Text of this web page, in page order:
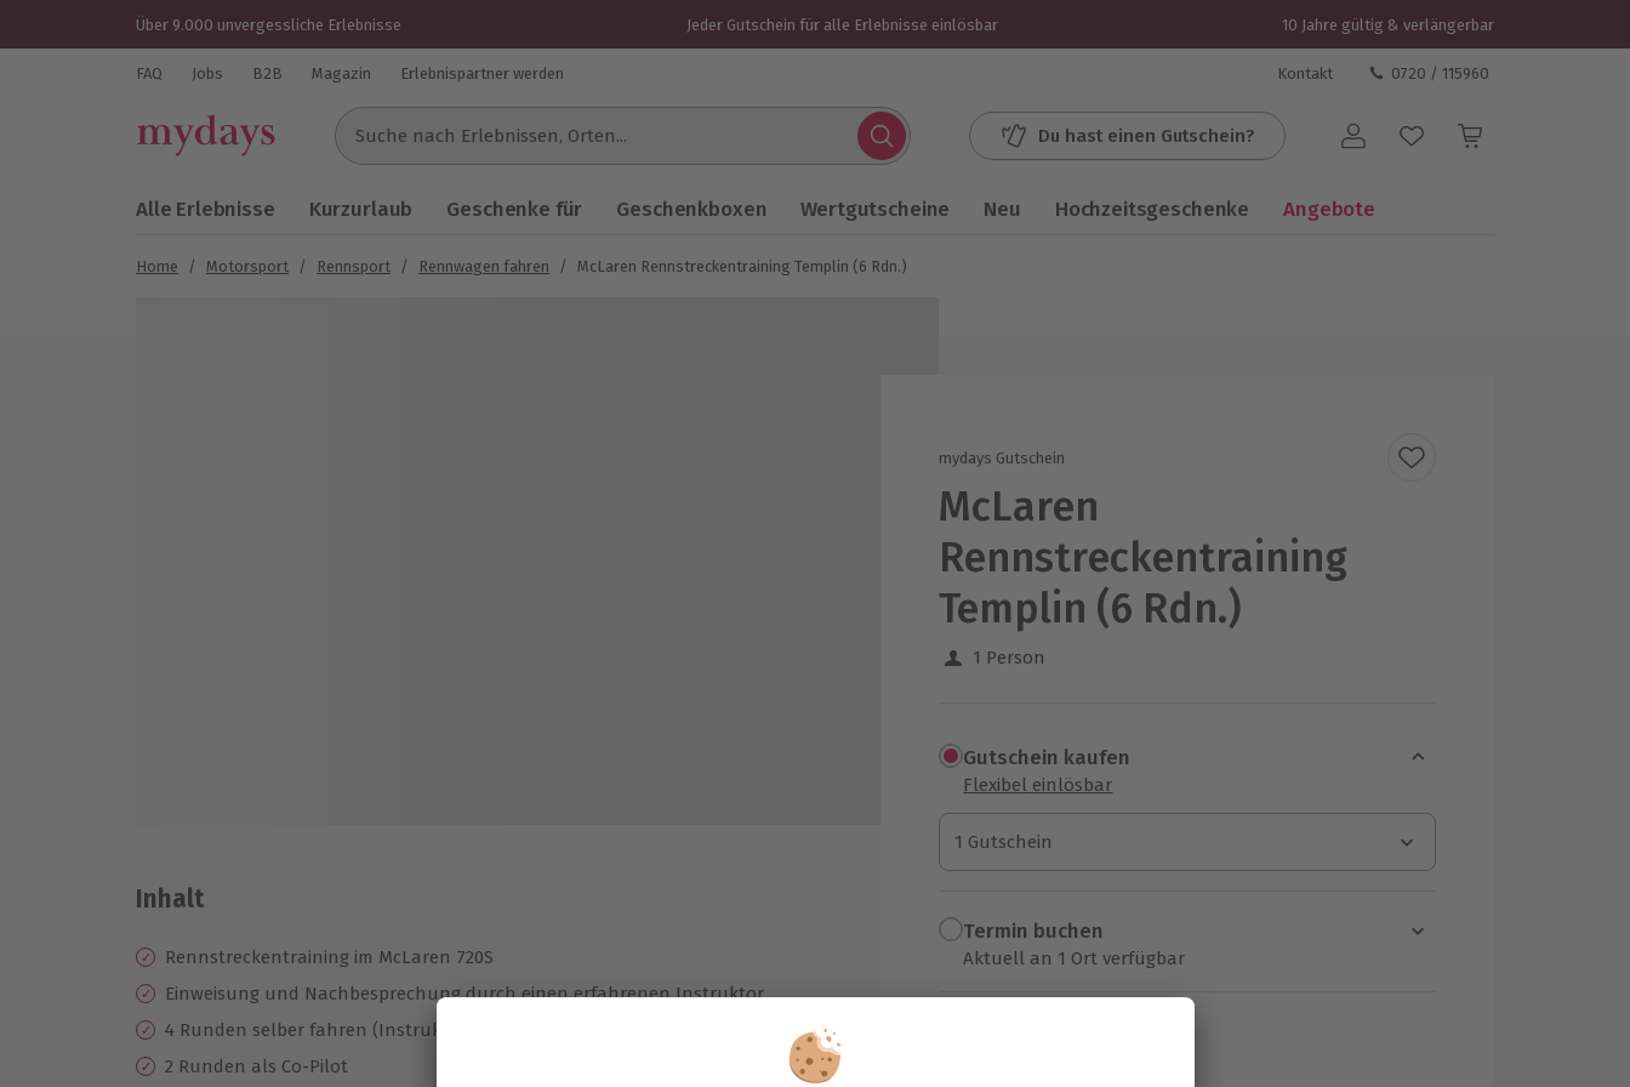
Über 9.000 unvergessliche Erlebnisse Jeder Gutschein für alle Erlebnisse einlösbar 10 Jahre gültig & verlängerbar
FAQ Jobs B2B Magazin Erlebnispartner werden Kontakt 0720 / 115960
Suche nach Erlebnissen...
Du hast einen Gutschein? Benutzerkonto
Alle Erlebnisse Kurzurlaub Geschenke für Geschenkboxen Wertgutscheine Neu Hochzeitsgeschenke Angebote
Home / Motorsport / Rennsport / Rennwagen fahren / McLaren Rennstreckentraining Templin (6 Rdn.)
mydays Gutschein
McLaren
Rennstreckentraining
Templin (6 Rdn.)
1 Person
Gutschein kaufen
Flexibel einlösbar
1 Gutschein
1 Gutschein
1 Gutschein
Termin buchen
Aktuell an 1 Ort verfügbar
Wähle im nächsten Schritt einen Termin aus
Inhalt
Rennstreckentraining im McLaren 720S
Einweisung und Nachbesprechung durch einen erfahrenen Instruktor
4 Runden selber fahren (Instruktor ist Beifahrer)
2 Runden als Co-Pilot